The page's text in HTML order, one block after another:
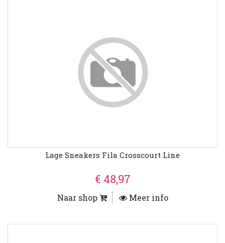
Lage Sneakers Fila Crosscourt Line
€ 48,97
Naar shop Meer info